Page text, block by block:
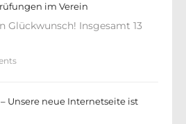
im Verein
Glückwunsch! Insgesamt 13
– Unsere neue Internetseite ist